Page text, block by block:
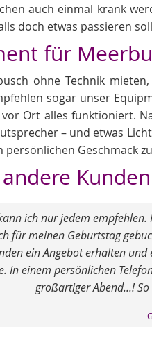
auch einmal krank
doch etwas passieren
für
ohne Technik
sogar unser
Ort alles funktioniert.
– und etwas
Geschmack
ich nur jedem
für meinen Geburtstag
ein Angebot erhalten
In einem persönlichen
großartiger Abend...!